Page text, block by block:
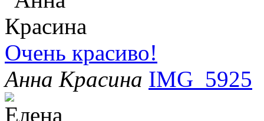
Очень красиво!
Анна Красина IMG_5925